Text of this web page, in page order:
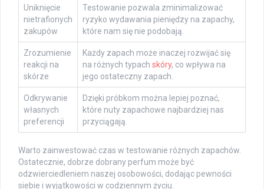
Uniknięcie
nietrafionych
zakupów
Testowanie pozwala zminimalizować
ryzyko wydawania pieniędzy na zapachy,
które nam się nie podobają.
Zrozumienie
reakcji na
skórze
Każdy zapach może inaczej rozwijać się
na różnych typach skóry, co wpływa na
jego ostateczny zapach.
Odkrywanie
własnych
preferencji
Dzięki próbkom można lepiej poznać,
które nuty zapachowe najbardziej nas
przyciągają.
Warto zainwestować czas w testowanie różnych zapachów.
Ostatecznie, dobrze dobrany perfum może być
odzwierciedleniem naszej osobowości, dodając pewności
siebie i wyjątkowości w codziennym życiu.